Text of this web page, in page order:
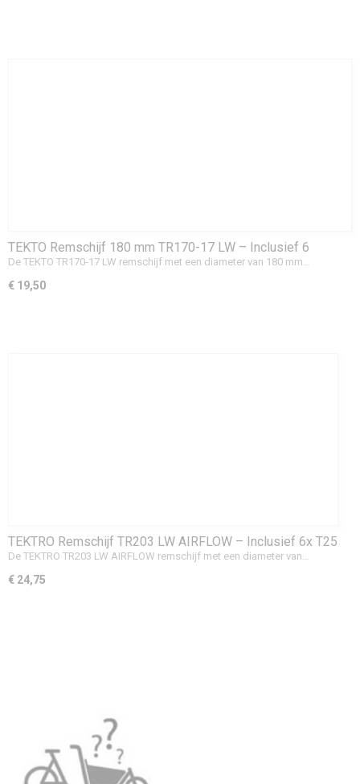
TEKTO Remschijf 180 mm TR170-17 LW – Inclusief 6
Montageschroeven | Ideaal voor Bakfietsen
De TEKTO TR170-17 LW remschijf met een diameter van 180 mm…
€ 19,50
TEKTRO Remschijf TR203 LW AIRFLOW – Inclusief 6x T25
Schroeven
De TEKTRO TR203 LW AIRFLOW remschijf met een diameter van…
€ 24,75